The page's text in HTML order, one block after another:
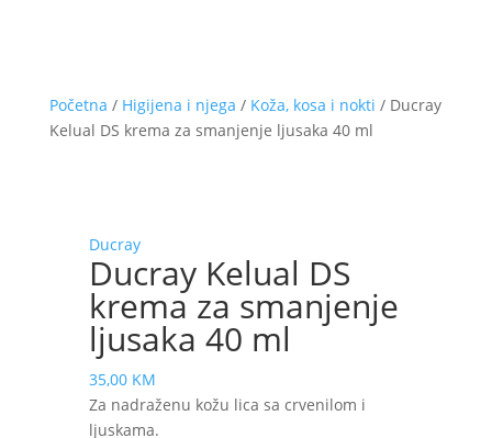
Početna / Higijena i njega / Koža, kosa i nokti / Ducray
Kelual DS krema za smanjenje ljusaka 40 ml
Ducray
Ducray Kelual DS
krema za smanjenje
ljusaka 40 ml
35,00 KM
Za nadraženu kožu lica sa crvenilom i
ljuskama.